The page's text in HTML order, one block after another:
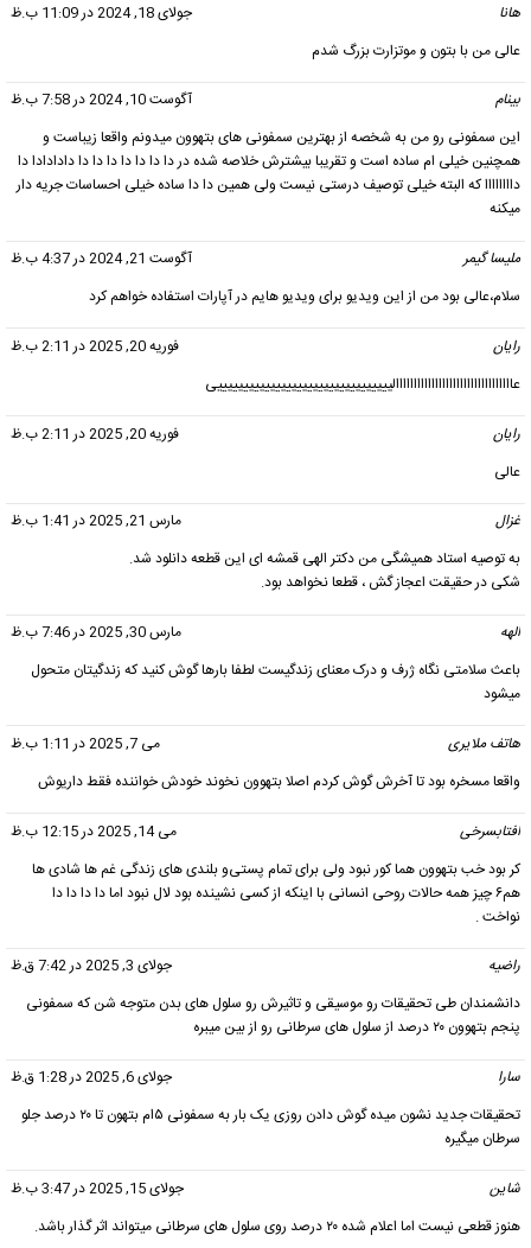
هانا
جولای 18, 2024 در 11:09 ب.ظ
عالی من با بتون و موتزارت بزرگ شدم
بینام
آگوست 10, 2024 در 7:58 ب.ظ
این سمفونی رو من به شخصه از بهترین سمفونی های بتهوون میدونم واقعا زیباست و
همچنین خیلی ام ساده است و تقریبا بیشترش خلاصه شده در دا دا دا دا دا دا دا دادادادا دا
داااااااا که البته خیلی توصیف درستی نیست ولی همین دا دا ساده خیلی احساسات جریه دار
میکنه
ملیسا گیمر
آگوست 21, 2024 در 4:37 ب.ظ
سلام،عالی بود من از این ویدیو برای ویدیو هایم در آپارات استفاده خواهم کرد
رایان
فوریه 20, 2025 در 2:11 ب.ظ
عااااااااااااااااااااااااااااااااالیییییییییییییییییییییییییییییییییی
رایان
فوریه 20, 2025 در 2:11 ب.ظ
عالی
غزال
مارس 21, 2025 در 1:41 ب.ظ
به توصیه استاد همیشگی من دکتر الهی قمشه ای این قطعه دانلود شد.
شکی در حقیقت اعجاز گش ، قطعا نخواهد بود.
الهه
مارس 30, 2025 در 7:46 ب.ظ
باعث سلامتی نگاه ژرف و درک معنای زندگیست لطفا بارها گوش کنید که زندگیتان متحول
میشود
هاتف ملایری
می 7, 2025 در 1:11 ب.ظ
واقعا مسخره بود تا آخرش گوش کردم اصلا بتهوون نخوند خودش خواننده فقط داریوش
افتابسرخی
می 14, 2025 در 12:15 ب.ظ
کر بود خب بتهوون هما کور نبود ولی برای تمام پستی‌و بلندی های زندگی غم ها شادی ها
هم۶ چیز همه حالات روحی انسانی با اینکه از کسی نشینده بود لال نبود اما دا دا دا دا
نواخت .
راضیه
جولای 3, 2025 در 7:42 ق.ظ
دانشمندان طی تحقیقات رو موسیقی و تاثیرش رو سلول های بدن متوجه شن که سمفونی
پنجم بتهوون ۲۰ درصد از سلول های سرطانی رو از بین میبره
سارا
جولای 6, 2025 در 1:28 ق.ظ
تحقیقات جدید نشون میده گوش دادن روزی یک بار به سمفونی ۵ام بتهون تا ۲۰ درصد جلو
سرطان میگیره
شاین
جولای 15, 2025 در 3:47 ب.ظ
هنوز قطعی نیست اما اعلام شده ۲۰ درصد روی سلول های سرطانی میتواند اثر گذار باشد.